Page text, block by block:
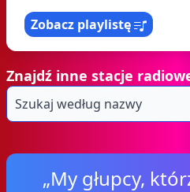
Zobacz playlistę
Znajdź inne stacje
„My głupcy,